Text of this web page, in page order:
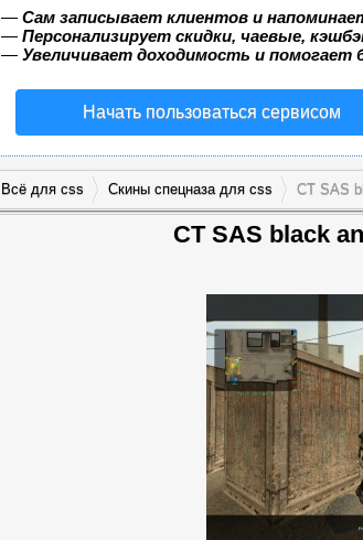
— Сам записывает клиентов и
— Персонализирует скидки, чаевые,
— Увеличивает доходимость и
Начать пользоваться сервисом
Всё для css Скины спецназа для css CT SAS
CT SAS black